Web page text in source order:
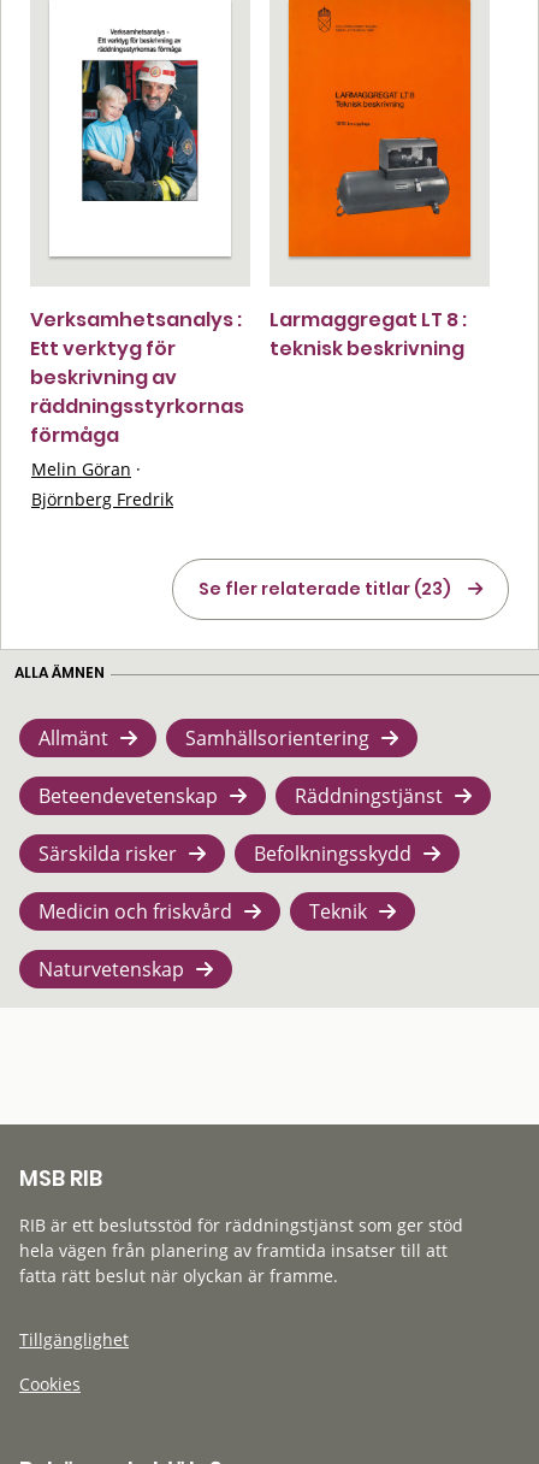
Verksamhetsanalys :
Ett verktyg för
beskrivning av
räddningsstyrkornas
förmåga
Melin Göran ·
Björnberg Fredrik
Larmaggregat LT 8 :
teknisk beskrivning
Se fler relaterade titlar (23)
ALLA ÄMNEN
Allmänt Samhällsorientering
Beteendevetenskap Räddningstjänst
Särskilda risker Befolkningsskydd
Medicin och friskvård Teknik
Naturvetenskap
MSB RIB
RIB är ett beslutsstöd för räddningstjänst som ger stöd
hela vägen från planering av framtida insatser till att
fatta rätt beslut när olyckan är framme.
Tillgänglighet
Cookies